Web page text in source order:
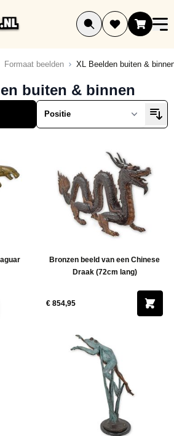
Formaat beelden XL Beelden buiten &
buiten & binnen
Bronzen beeld van een Chinese
Draak (72cm lang)
€ 854,95